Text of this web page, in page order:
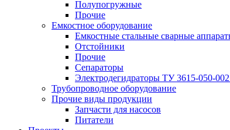
Полупогружные
Прочие
Емкостное оборудование
Емкостные стальные сварные
Отстойники
Прочие
Сепараторы
Электродегидраторы ТУ 3615-050-
Трубопроводное оборудование
Прочие виды продукции
Запчасти для насосов
Питатели